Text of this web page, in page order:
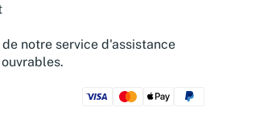
notre service d'assistance